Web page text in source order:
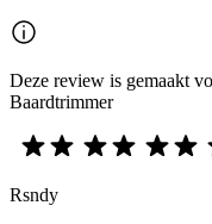
Deze review is gemaakt
Baardtrimmer
Rsndy